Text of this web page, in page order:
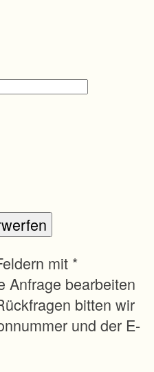
mit *
Anfrage bearbeiten
bitten wir
und der E-